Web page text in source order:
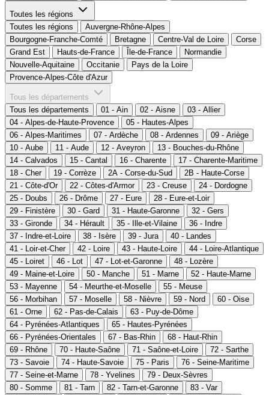
Toutes les régions
Toutes les régions
Auvergne-Rhône-Alpes
Bourgogne-Franche-Comté
Bretagne Centre-Val de Loire
Corse
Grand Est
Hauts-de-France Île-de-France
Normandie
Nouvelle-Aquitaine
Occitanie
Pays de la Loire
Provence-Alpes-Côte d'Azur
Tous les départements
Tous les départements
01 - Ain 02 - Aisne
03 - Allier
04 - Alpes-de-Haute-Provence
05 - Hautes-Alpes
06 - Alpes-Maritimes
07 - Ardèche 08 - Ardennes
09 - Ariège
10 - Aube
11 - Aude 12 - Aveyron
13 - Bouches-du-Rhône
14 - Calvados
15 - Cantal 16 - Charente
17 - Charente-Maritime
18 - Cher
19 - Corrèze 2A - Corse-du-Sud
2B - Haute-Corse
21 - Côte-d'Or
22 - Côtes-d'Armor 23 - Creuse
24 - Dordogne
25 - Doubs
26 - Drôme 27 - Eure
28 - Eure-et-Loir
29 - Finistère
30 - Gard 31 - Haute-Garonne
32 - Gers
33 - Gironde
34 - Hérault 35 - Ille-et-Vilaine
36 - Indre
37 - Indre-et-Loire
38 - Isère 39 - Jura
40 - Landes
41 - Loir-et-Cher
42 - Loire 43 - Haute-Loire
44 - Loire-Atlantique
45 - Loiret
46 - Lot 47 - Lot-et-Garonne
48 - Lozère
49 - Maine-et-Loire
50 - Manche 51 - Marne
52 - Haute-Marne
53 - Mayenne
54 - Meurthe-et-Moselle
55 - Meuse
56 - Morbihan
57 - Moselle 58 - Nièvre 59 - Nord
60 - Oise
61 - Orne
62 - Pas-de-Calais
63 - Puy-de-Dôme
64 - Pyrénées-Atlantiques
65 - Hautes-Pyrénées
66 - Pyrénées-Orientales
67 - Bas-Rhin
68 - Haut-Rhin
69 - Rhône
70 - Haute-Saône 71 - Saône-et-Loire
72 - Sarthe
73 - Savoie
74 - Haute-Savoie 75 - Paris
76 - Seine-Maritime
77 - Seine-et-Marne
78 - Yvelines
79 - Deux-Sèvres
80 - Somme
81 - Tarn 82 - Tarn-et-Garonne
83 - Var